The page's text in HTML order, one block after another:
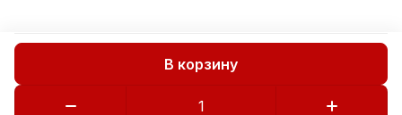
В корзину
Все права защищены 2018-2026 © СтилМет